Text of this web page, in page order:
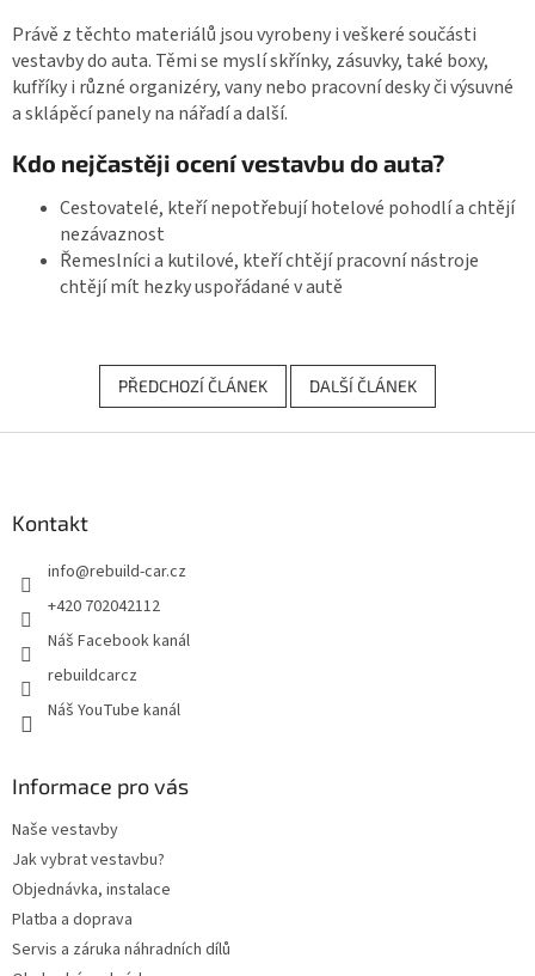
Právě z těchto materiálů jsou vyrobeny i veškeré součásti
vestavby do auta. Těmi se myslí skřínky, zásuvky, také boxy,
kufříky i různé organizéry, vany nebo pracovní desky či výsuvné
a sklápěcí panely na nářadí a další.
Kdo nejčastěji ocení vestavbu do auta?
Cestovatelé, kteří nepotřebují hotelové pohodlí a chtějí
nezávaznost
Řemeslníci a kutilové, kteří chtějí pracovní nástroje
chtějí mít hezky uspořádané v autě
PŘEDCHOZÍ ČLÁNEK DALŠÍ ČLÁNEK
Kontakt
info@rebuild-car.cz
+420 702042112
Náš Facebook kanál
rebuildcarcz
Náš YouTube kanál
Informace pro vás
Naše vestavby
Jak vybrat vestavbu?
Objednávka, instalace
Platba a doprava
Servis a záruka náhradních dílů